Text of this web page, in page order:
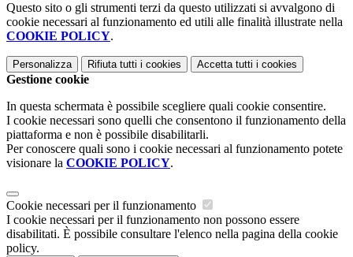
Questo sito o gli strumenti terzi da questo utilizzati si avvalgono di
cookie necessari al funzionamento ed utili alle finalità illustrate nella
COOKIE POLICY.
Personalizza Rifiuta tutti i cookies Accetta tutti i cookies
Gestione cookie
In questa schermata è possibile scegliere quali cookie consentire.
I cookie necessari sono quelli che consentono il funzionamento della
piattaforma e non è possibile disabilitarli.
Per conoscere quali sono i cookie necessari al funzionamento potete
visionare la COOKIE POLICY.
Cookie necessari per il funzionamento
I cookie necessari per il funzionamento non possono essere
disabilitati. È possibile consultare l'elenco nella pagina della cookie
policy.